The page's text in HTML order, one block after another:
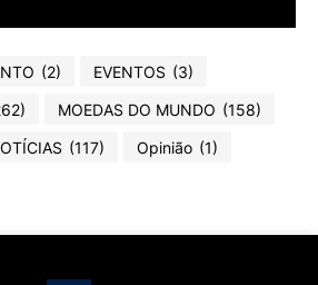
(2) EVENTOS (3)
MOEDAS DO MUNDO (158)
(117) Opinião (1)